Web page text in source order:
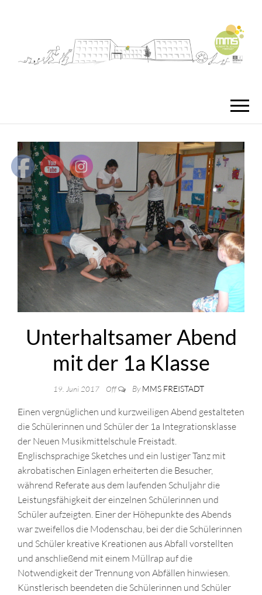
Unterhaltsamer Abend
mit der 1a Klasse
19. Juni 2017 Off By MMS FREISTADT
Einen vergnüglichen und kurzweiligen Abend gestalteten
die Schülerinnen und Schüler der 1a Integrationsklasse
der Neuen Musikmittelschule Freistadt.
Englischsprachige Sketches und ein lustiger Tanz mit
akrobatischen Einlagen erheiterten die Besucher,
während Referate aus dem laufenden Schuljahr die
Leistungsfähigkeit der einzelnen Schülerinnen und
Schüler aufzeigten. Einer der Höhepunkte des Abends
war zweifellos die Modenschau, bei der die Schülerinnen
und Schüler kreative Kreationen aus Abfall vorstellten
und anschließend mit einem Müllrap auf die
Notwendigkeit der Trennung von Abfällen hinwiesen.
Künstlerisch beendeten die Schülerinnen und Schüler